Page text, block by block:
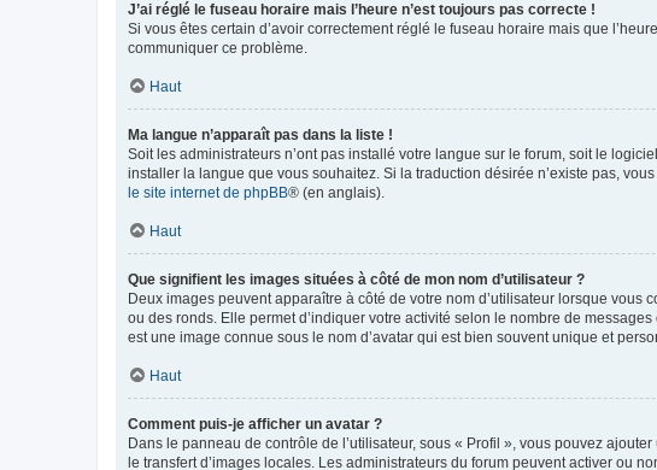
J’ai réglé le fuseau horaire mais l’heure n’est toujours pas correcte !
Si vous êtes certain d’avoir correctement réglé le fuseau horaire mais que
communiquer ce problème.
Haut
Ma langue n’apparaît pas dans la liste !
Soit les administrateurs n’ont pas installé votre langue sur le forum, soit le
installer la langue que vous souhaitez. Si la traduction désirée n’existe pas,
le site internet de phpBB® (en anglais).
Haut
Que signifient les images situées à côté de mon nom d’utilisateur ?
Deux images peuvent apparaître à côté de votre nom d’utilisateur lorsque
ou des ronds. Elle permet d’indiquer votre activité selon le nombre de
est une image connue sous le nom d’avatar qui est bien souvent unique et
Haut
Comment puis-je afficher un avatar ?
Dans le panneau de contrôle de l’utilisateur, sous « Profil », vous pouvez
le transfert d’images locales. Les administrateurs du forum peuvent activer ou